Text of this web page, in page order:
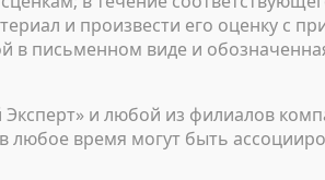
и произвести его оценку с
в письменном виде и
и любой из филиалов
любое время могут быть